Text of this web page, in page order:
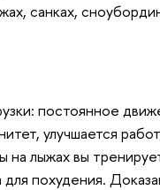
санках,
постоянное
улучшается
лыжах вы
похудения.